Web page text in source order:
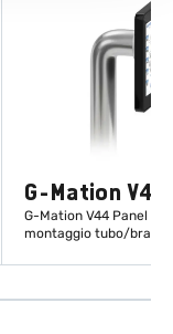
G-Mation V44
G-Mation V44 Panel
montaggio tubo/